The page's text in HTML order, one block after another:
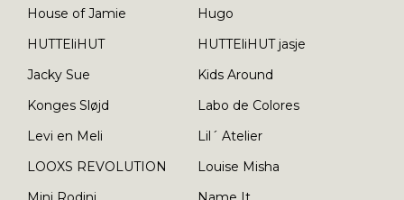
House of Jamie
Hugo
HUTTEliHUT
HUTTEliHUT jasje
Jacky Sue
Kids Around
Konges Sløjd
Labo de Colores
Levi en Meli
Lil´ Atelier
LOOXS REVOLUTION
Louise Misha